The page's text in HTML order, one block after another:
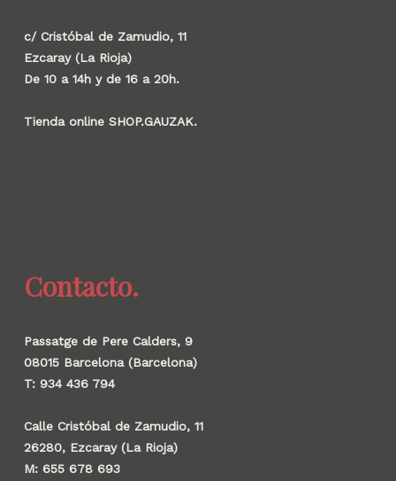
c/ Cristóbal de Zamudio, 11
Ezcaray (La Rioja)
De 10 a 14h y de 16 a 20h.
Tienda online SHOP.GAUZAK.
Contacto.
Passatge de Pere Calders, 9
08015 Barcelona (Barcelona)
T: 934 436 794
Calle Cristóbal de Zamudio, 11
26280, Ezcaray (La Rioja)
M: 655 678 693